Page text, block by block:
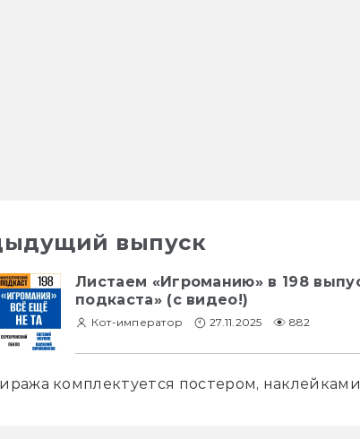
выпуск
Листаем «Игроманию» в 198
подкаста» (с видео!)
Кот-император 27.11.2025 882
комплектуется постером,